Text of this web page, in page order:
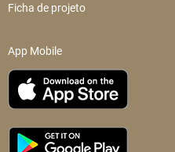
Ficha de projeto
App Mobile